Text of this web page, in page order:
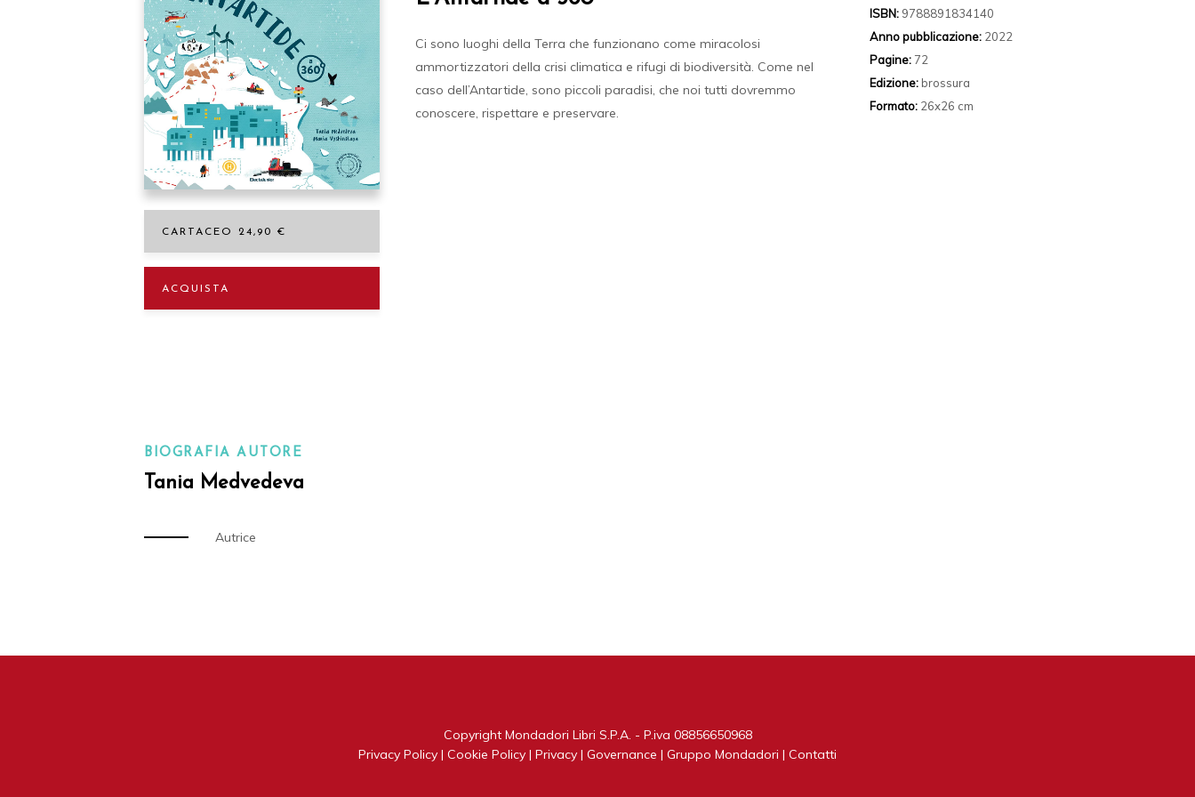
CARTACEO 24,90 €
ACQUISTA
Ci sono luoghi della Terra che funzionano come miracolosi
ammortizzatori della crisi climatica e rifugi di biodiversità. Come nel
caso dell’Antartide, sono piccoli paradisi, che noi tutti dovremmo
conoscere, rispettare e preservare.
ISBN:9788891834140
Anno pubblicazione:2022
Pagine:72
Edizione:brossura
Formato:26x26 cm
BIOGRAFIA AUTORE
Tania Medvedeva
Autrice
Copyright Mondadori Libri S.P.A. - P.iva 08856650968
Privacy Policy | Cookie Policy | Privacy | Governance | Gruppo Mondadori | Contatti